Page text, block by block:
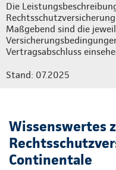
Die
Maßgebend sind die
Vertragsabschluss
Stand: 07.2025
Wissenswertes
Continentale